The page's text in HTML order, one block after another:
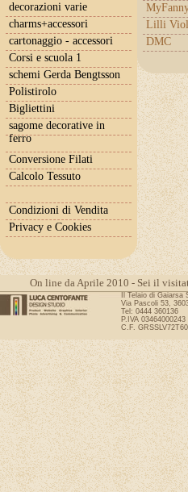
Lilli
DMC
decorazioni varie
charms+accessori
cartonaggio - accessori
Corsi e scuola 1
schemi Gerda Bengtsson
Polistirolo
Bigliettini
sagome decorative in
ferro
Conversione Filati
Calcolo Tessuto
Condizioni di Vendita
Privacy e Cookies
On line da Aprile 2010 - Sei il
Il Telaio di Gaiarsa
Via Pascoli 53,
Tel: 0444 360136
P.IVA 03464000243
C.F.